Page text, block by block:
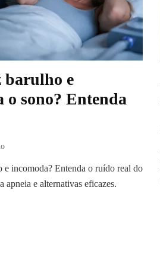
barulho e
o sono? Entenda
e incomoda? Entenda o ruído real do
apneia e alternativas eficazes.